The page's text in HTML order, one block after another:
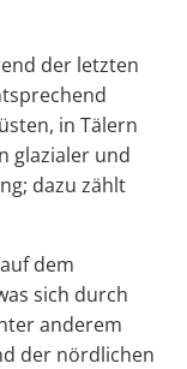
der letzten
in Tälern
glazialer und
dazu zählt
dem
sich durch
anderem
der nördlichen